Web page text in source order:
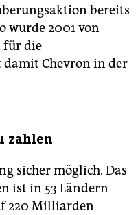
bereits
wurde 2001 von
für die
damit Chevron in der
zahlen
sicher möglich. Das
ist in 53 Ländern
220 Milliarden